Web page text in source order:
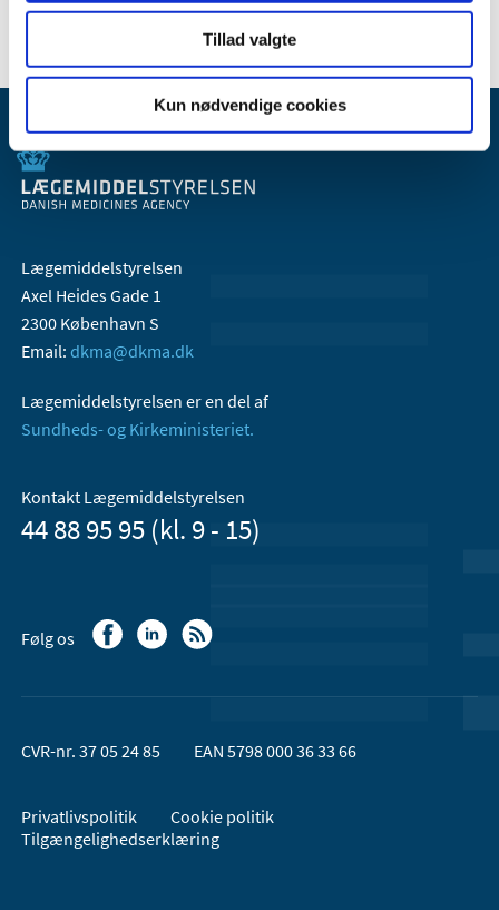
Tillad valgte
Kun nødvendige cookies
Lægemiddelstyrelsen
Axel Heides Gade 1
2300 København S
Email: dkma@dkma.dk
Lægemiddelstyrelsen er en del af
Sundheds- og Kirkeministeriet.
Kontakt Lægemiddelstyrelsen
44 88 95 95 (kl. 9 - 15)
Følg os
CVR-nr. 37 05 24 85 EAN 5798 000 36 33 66
Privatlivspolitik
Cookie politik
Tilgængelighedserklæring